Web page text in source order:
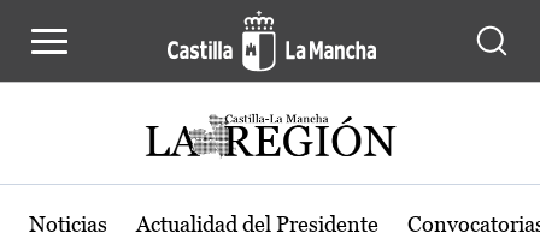
Actualidad de la región de Castilla-
Noticias Actualidad del Presidente